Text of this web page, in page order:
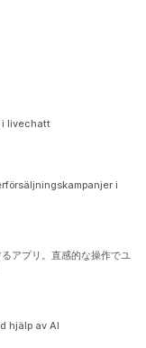
i livechatt
i
アプリ。直感的な操作でユ
hjälp av AI